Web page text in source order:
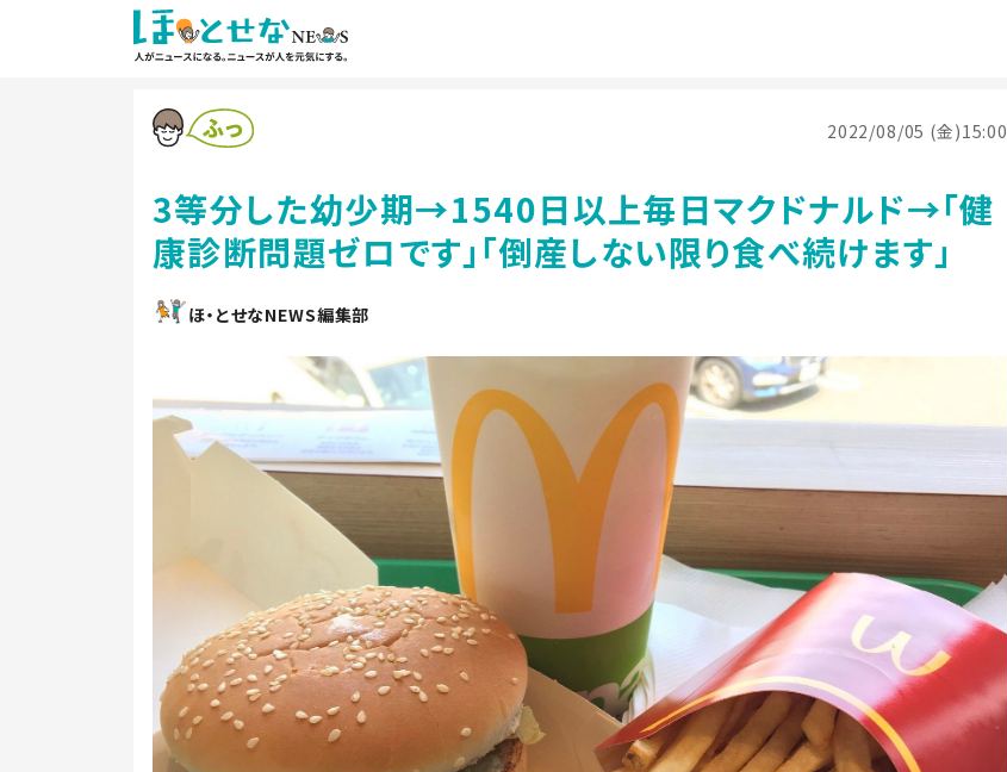
2022/08/05 (金)15:00
3等分した幼少期→1540日以上毎日マクドナルド→「健
康診断問題ゼロです」「倒産しない限り食べ続けます」
ほ・とせなNEWS編集部